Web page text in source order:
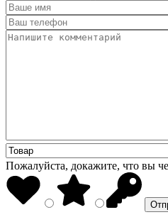
Пожалуйста, докажите, что вы